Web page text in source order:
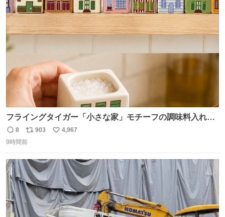
たが、飛ばないということは弱っていらっしゃるのでしょ
うか…素敵すぎる
ト
数
数
フライングタイガー「小さな家」モチーフの調味料入れ、
並べれば“デンマークの街並み”に ピンク・グリーン・テラ
コッタの全9種 - fashion-press.net/news/149552
返
信
8
リ
ポ
ト
数
903
い
数
4,967
9時間前